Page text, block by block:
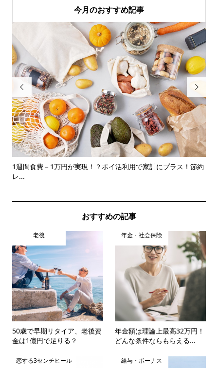
今月のおすすめ記事

1週間食費－1万円が実現！？ポイ活利用で家計にプラス！節約
レ...

おすすめの記事
老後
50歳で早期リタイア、老後資
金は1億円で足りる？
年金・社会保険
年金額は理論上最高32万円！
どんな条件ならもらえる...
恋する3センチヒール 給与・ボーナス